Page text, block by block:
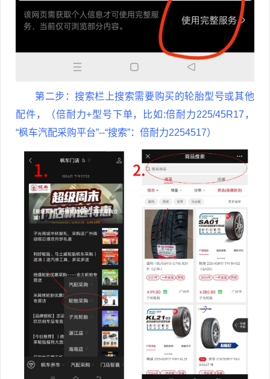
第二步：搜索栏上搜索需要购买的轮胎型号或其他
配件，（倍耐力+型号下单，比如:倍耐力225/45R17，
“枫车汽配采购平台”--“搜索”：倍耐力2254517）